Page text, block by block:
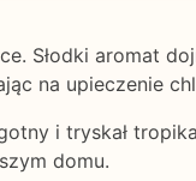
Słodki aromat
na upieczenie
i tryskał
domu.